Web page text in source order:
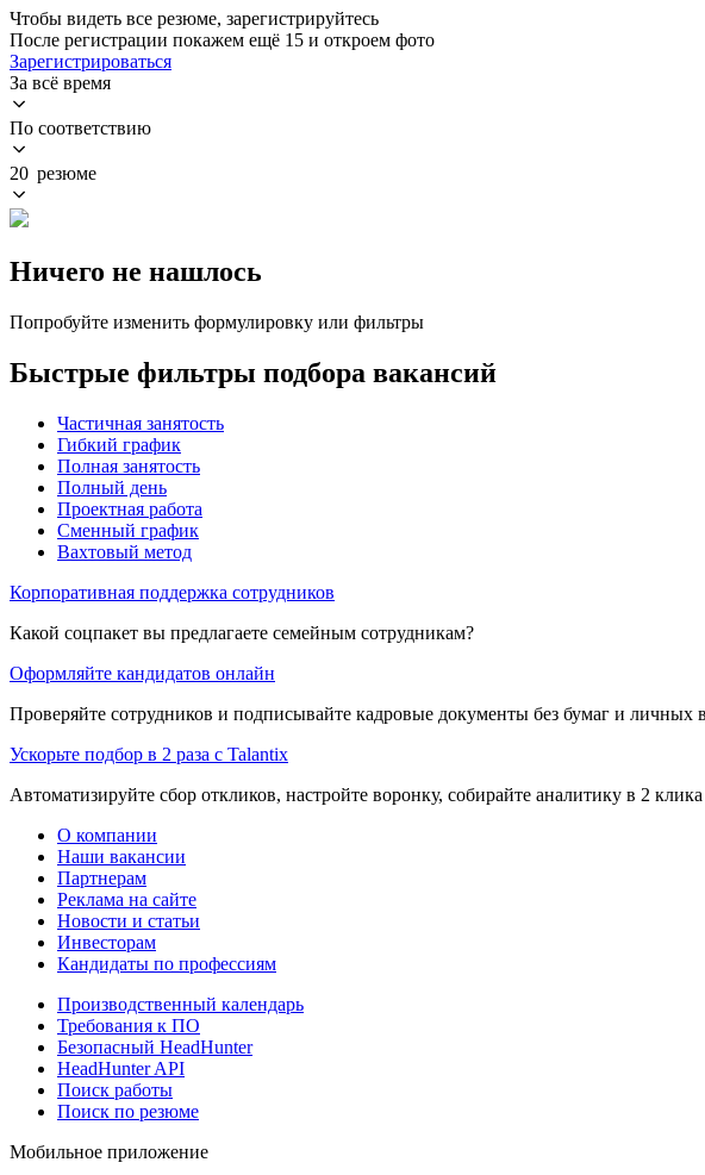
Чтобы видеть все резюме, зарегистрируйтесь
После регистрации покажем ещё 15 и откроем фото
Зарегистрироваться
За всё время
По соответствию
20 резюме
Ничего не нашлось
Попробуйте изменить формулировку или фильтры
Быстрые фильтры подбора вакансий
Частичная занятость
Гибкий график
Полная занятость
Полный день
Проектная работа
Сменный график
Вахтовый метод
Корпоративная поддержка сотрудников
Какой соцпакет вы предлагаете семейным сотрудникам?
Оформляйте кандидатов онлайн
Проверяйте сотрудников и подписывайте кадровые документы без бумаг и личных
Ускорьте подбор в 2 раза с Talantix
Автоматизируйте сбор откликов, настройте воронку, собирайте аналитику в 2 клика
О компании
Наши вакансии
Партнерам
Реклама на сайте
Новости и статьи
Инвесторам
Кандидаты по профессиям
Производственный календарь
Требования к ПО
Безопасный HeadHunter
HeadHunter API
Поиск работы
Поиск по резюме
Мобильное приложение